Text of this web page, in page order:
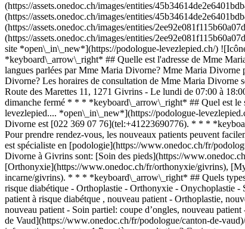
(https://assets.onedoc.ch/images/entities/
(https://assets.onedoc.ch/images/entities/
(https://assets.onedoc.ch/images/entities/
(https://assets.onedoc.ch/images/entities/
site *open\_in\_new*](https://podologue-levezlepied.ch/)
*keyboard\_arrow\_right* ## Quelle est l'adresse de Mme
langues parlées par Mme Maria Divorne? Mme Maria
Divorne? Les horaires de consultation de Mme Maria
Route des Marettes 11, 1271 Givrins - Le lundi de 07:00 à
dimanche fermé * * * *keyboard\_arrow\_right* ## Quel est le
levezlepied.... *open\_in\_new*](https://podologue-
Divorne est [022 369 07 76](tel:+41223690776). * * *
Pour prendre rendez-vous, les nouveaux patients peuvent
est spécialiste en [podologie](https://www.onedoc.ch/fr/
Divorne à Givrins sont: [Soin des pieds](https://
[Orthonyxie](https://www.onedoc.ch/fr/orthonyxie/givrins),
incarne/givrins). * * * *keyboard\_arrow\_right* ## Quels
risque diabétique - Orthoplastie - Orthonyxie - Onychoplastie
patient à risque diabétque , nouveau patient - Orthoplastie,
nouveau patient - Soin partiel: coupe d’ongles, nouveau